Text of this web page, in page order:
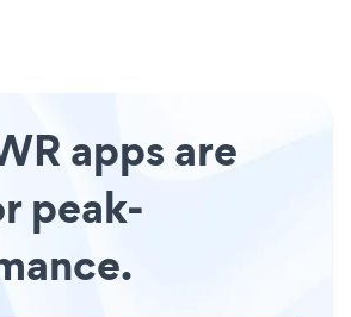
apps are
peak-